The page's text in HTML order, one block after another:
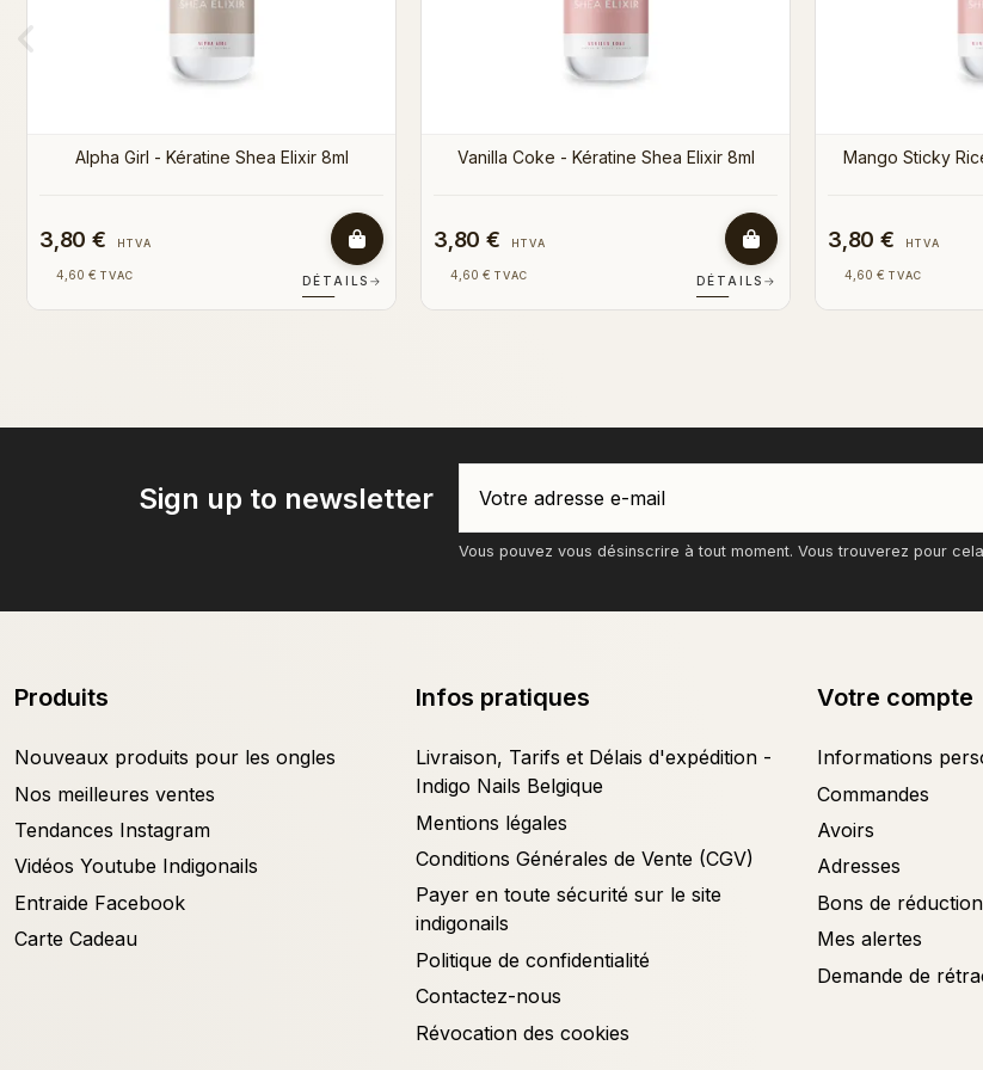
3,80 € HTVA
4,60 € TVAC DÉTAILS
3,80 € HTVA
4,60 € TVAC DÉTAILS
3,80 € HTVA
4,60 € TVAC
Sign up to newsletter
Vous pouvez vous désinscrire à tout moment. Vous trouverez pour
Produits
Nouveaux produits pour les ongles
Nos meilleures ventes
Tendances Instagram
Vidéos Youtube Indigonails
Entraide Facebook
Carte Cadeau
Infos pratiques
Livraison, Tarifs et Délais d'expédition -
Indigo Nails Belgique
Mentions légales
Conditions Générales de Vente (CGV)
Payer en toute sécurité sur le site
indigonails
Politique de confidentialité
Contactez-nous
Révocation des cookies
Votre compte
Informations
Commandes
Avoirs
Adresses
Bons de réduction
Mes alertes
Demande de